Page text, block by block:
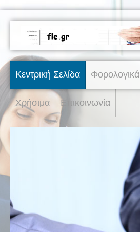
Κεντρική Σελίδα Φορολογικά
Χρήσιμα Επικοινωνία